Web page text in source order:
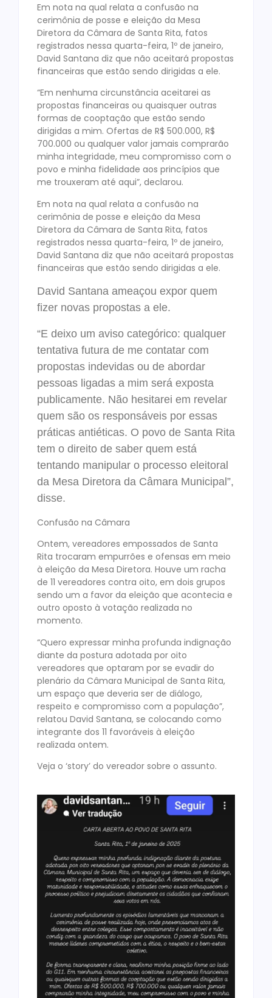
Em nota na qual relata a confusão na
cerimônia de posse e eleição da Mesa
Diretora da Câmara de Santa Rita, fatos
registrados nessa quarta-feira, 1º de janeiro,
David Santana diz que não aceitará propostas
financeiras que estão sendo dirigidas a ele.
“Em nenhuma circunstância aceitarei as
propostas financeiras ou quaisquer outras
formas de cooptação que estão sendo
dirigidas a mim. Ofertas de R$ 500.000, R$
700.000 ou qualquer valor jamais comprarão
minha integridade, meu compromisso com o
povo e minha fidelidade aos princípios que
me trouxeram até aqui”, declarou.
Em nota na qual relata a confusão na
cerimônia de posse e eleição da Mesa
Diretora da Câmara de Santa Rita, fatos
registrados nessa quarta-feira, 1º de janeiro,
David Santana diz que não aceitará propostas
financeiras que estão sendo dirigidas a ele.
David Santana ameaçou expor quem
fizer novas propostas a ele.
“E deixo um aviso categórico: qualquer
tentativa futura de me contatar com
propostas indevidas ou de abordar
pessoas ligadas a mim será exposta
publicamente. Não hesitarei em revelar
quem são os responsáveis por essas
práticas antiéticas. O povo de Santa Rita
tem o direito de saber quem está
tentando manipular o processo eleitoral
da Mesa Diretora da Câmara Municipal”,
disse.
Confusão na Câmara
Ontem, vereadores empossados de Santa
Rita trocaram empurrões e ofensas em meio
à eleição da Mesa Diretora. Houve um racha
de 11 vereadores contra oito, em dois grupos
sendo um a favor da eleição que acontecia e
outro oposto à votação realizada no
momento.
“Quero expressar minha profunda indignação
diante da postura adotada por oito
vereadores que optaram por se evadir do
plenário da Câmara Municipal de Santa Rita,
um espaço que deveria ser de diálogo,
respeito e compromisso com a população”,
relatou David Santana, se colocando como
integrante dos 11 favoráveis à eleição
realizada ontem.
Veja o ‘story’ do vereador sobre o assunto.